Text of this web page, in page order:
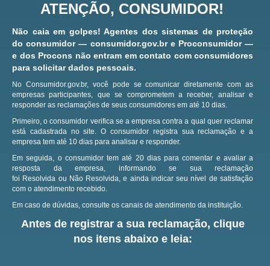
ATENÇÃO, CONSUMIDOR!
Não caia em golpes! Agentes dos sistemas de proteção
do consumidor — consumidor.gov.br e Proconsumidor —
e dos Procons não entram em contato com consumidores
para solicitar dados pessoais.
No Consumidor.gov.br, você pode se comunicar diretamente com as
empresas participantes, que se comprometem a receber, analisar e
responder as reclamações de seus consumidores em até 10 dias.
Primeiro, o consumidor verifica se a empresa contra a qual quer reclamar
está cadastrada no site.O consumidor registra sua reclamação e a
empresa tem até 10 dias para analisar e responder.
Em seguida, o consumidor tem até 20 dias para comentar e avaliar a
resposta da empresa, informando se sua reclamação
foi Resolvida ou Não Resolvida, e ainda indicar seu nível de satisfação
com o atendimento recebido.
Em caso de dúvidas, consulte os canais de atendimento da instituição.
Antes de registrar a sua reclamação, clique
nos itens abaixo e leia: